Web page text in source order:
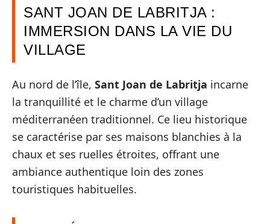
SANT JOAN DE LABRITJA :
IMMERSION DANS LA VIE DU
VILLAGE
Au nord de l’île, Sant Joan de Labritja incarne
la tranquillité et le charme d’un village
méditerranéen traditionnel. Ce lieu historique
se caractérise par ses maisons blanchies à la
chaux et ses ruelles étroites, offrant une
ambiance authentique loin des zones
touristiques habituelles.